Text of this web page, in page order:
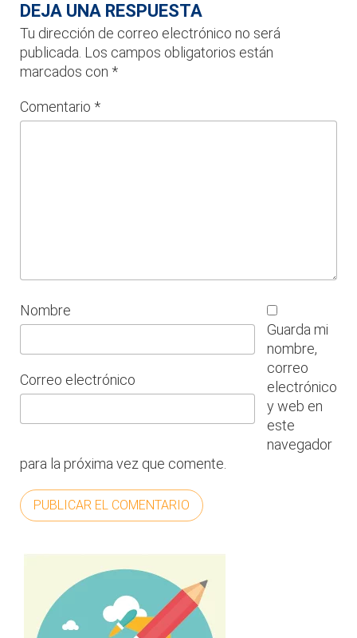
DEJA UNA RESPUESTA
Tu dirección de correo electrónico no será
publicada. Los campos obligatorios están
marcados con *
Comentario *
Nombre
Correo electrónico
Guarda mi
nombre,
correo
electrónico
y web en
este
navegador
para la próxima vez que comente.